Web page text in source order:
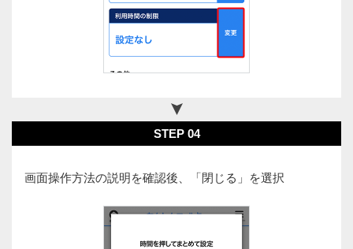
STEP 04
画面操作方法の説明を確認後、「閉じる」を選択